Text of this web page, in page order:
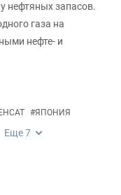
нефтяных запасов.
газа на
нефте- и
#ЯПОНИЯ
Еще7